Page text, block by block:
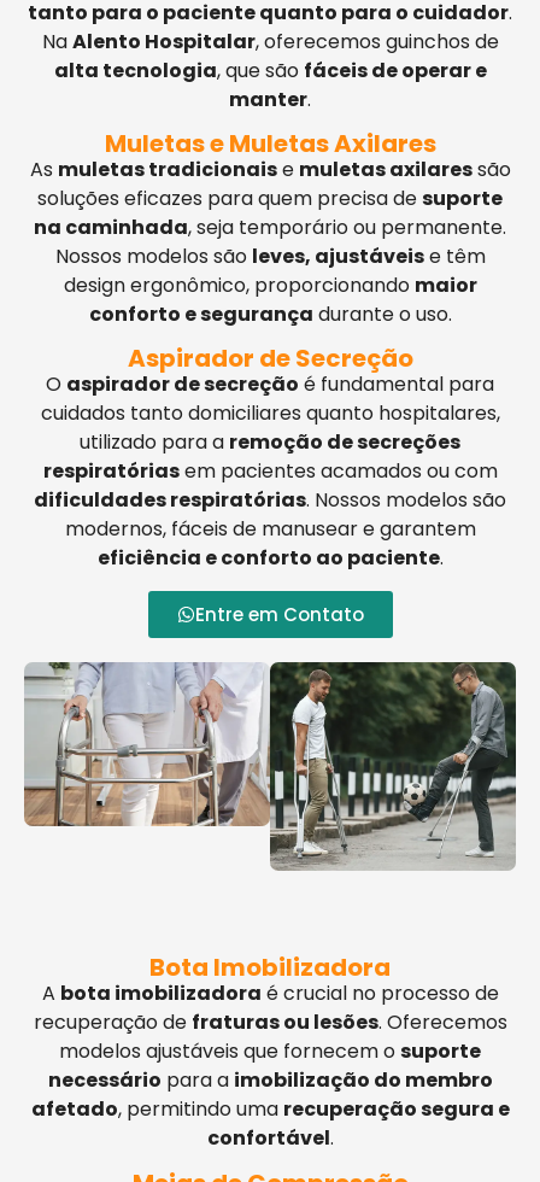
tanto para o paciente quanto para o cuidador.
NaAlento Hospitalar, oferecemos guinchos de
alta tecnologia, que são fáceis de operar e
manter.
Muletas e Muletas Axilares
As muletas tradicionaise muletas axilaressão
soluções eficazes para quem precisa desuporte
na caminhada, seja temporário ou permanente.
Nossos modelos são leves, ajustáveise têm
design ergonômico, proporcionando maior
conforto e segurança durante o uso.
Aspirador de Secreção
O aspirador de secreção é fundamental para
cuidados tanto domiciliares quanto hospitalares,
utilizado para a remoção de secreções
respiratóriasem pacientes acamados ou com
dificuldades respiratórias. Nossos modelos são
modernos, fáceis de manusear e garantem
eficiência e conforto ao paciente.
Entre em Contato
Bota Imobilizadora
A bota imobilizadora é crucial no processo de
recuperação de fraturas ou lesões. Oferecemos
modelos ajustáveis que fornecem osuporte
necessário para a imobilização do membro
afetado, permitindo uma recuperação segura e
confortável.